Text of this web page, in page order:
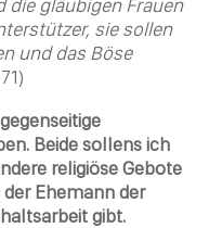
sie sollen
und das Böse
Beide sollens ich
religiöse Gebote
Ehemann der
gibt.